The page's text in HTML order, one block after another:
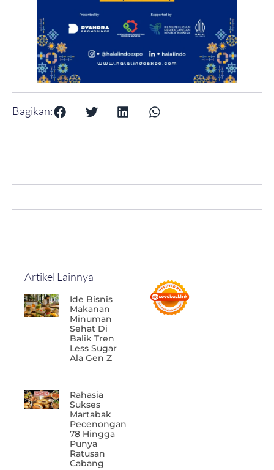
Bagikan:
Artikel Lainnya
Ide Bisnis
Makanan
Minuman
Sehat Di
Balik Tren
Less Sugar
Ala Gen Z
Rahasia
Sukses
Martabak
Pecenongan
78 Hingga
Punya
Ratusan
Cabang